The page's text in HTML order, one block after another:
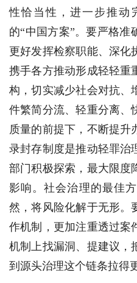
性恰当性，进一步推动
的“中国方案”。要严格准
更好发挥检察职能、深化
携手各方推动形成轻轻重
构，切实减少社会对抗、
件繁简分流、轻重分离、
质量的前提下，不断提升
录封存制度是推动轻罪治
部门积极探索，最大限度
影响。社会治理的最佳
然，将风险化解于无形。
作机制，更加注重透过案
机制上找漏洞、提建议，
到源头治理这个链条拉得